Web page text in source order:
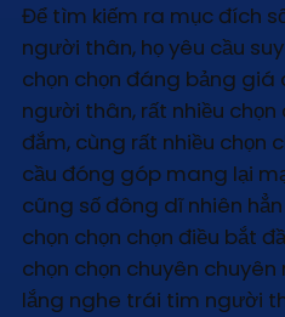
Để tìm kiếm ra mục đích
người thân, họ yêu cầu
chọn chọn đáng bảng
người thân, rất nhiều chọn
đắm, cùng rất nhiều chọn
cầu đóng góp mang lại
cũng số đông dĩ nhiên
chọn chọn chọn điều bắt
chọn chọn chuyên
lắng nghe trái tim người